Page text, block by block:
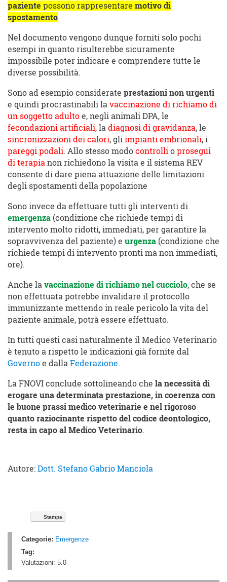
paziente possono rappresentare motivo di
spostamento.
Nel documento vengono dunque forniti solo pochi
esempi in quanto risulterebbe sicuramente
impossibile poter indicare e comprendere tutte le
diverse possibilità.
Sono ad esempio considerate prestazioni non urgenti
e quindi procrastinabili la vaccinazione di richiamo di
un soggetto adulto e, negli animali DPA, le
fecondazioni artificiali, la diagnosi di gravidanza, le
sincronizzazioni dei calori, gli impianti embrionali, i
pareggi podali. Allo stesso modo controlli o prosegui
di terapia non richiedono la visita e il sistema REV
consente di dare piena attuazione delle limitazioni
degli spostamenti della popolazione
Sono invece da effettuare tutti gli interventi di
emergenza (condizione che richiede tempi di
intervento molto ridotti, immediati, per garantire la
sopravvivenza del paziente) e urgenza (condizione che
richiede tempi di intervento pronti ma non immediati,
ore).
Anche la vaccinazione di richiamo nel cucciolo, che se
non effettuata potrebbe invalidare il protocollo
immunizzante mettendo in reale pericolo la vita del
paziente animale, potrà essere effettuato.
In tutti questi casi naturalmente il Medico Veterinario
è tenuto a rispetto le indicazioni già fornite dal
Governo e dalla Federazione.
La FNOVI conclude sottolineando che la necessità di
erogare una determinata prestazione, in coerenza con
le buone prassi medico veterinarie e nel rigoroso
quanto raziocinante rispetto del codice deontologico,
resta in capo al Medico Veterinario.
Autore: Dott. Stefano Gabrio Manciola
Stampa
Categorie: Emergenze
Tag:
Valutazioni: 5.0